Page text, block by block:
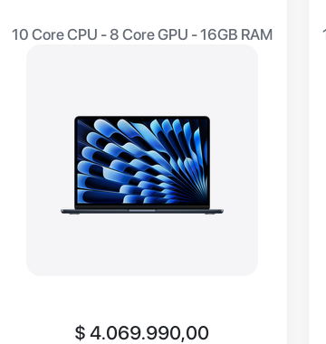
10 Core CPU - 8 Core GPU - 16GB RAM
$4.069.990,00